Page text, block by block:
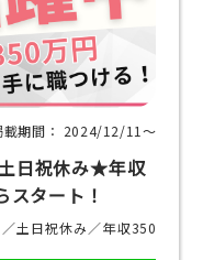
載期間： 2024/12/11〜
日祝休み★年収
タート！
土日祝休み／年収350